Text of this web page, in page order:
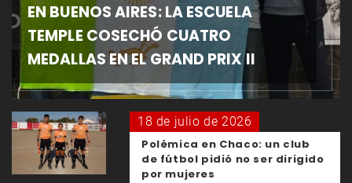
EN BUENOS AIRES: LA ESCUELA
TEMPLE COSECHÓ CUATRO
MEDALLAS EN EL GRAND PRIX II
18 de julio de 2026
Polémica en Chaco: un club
de fútbol pidió no ser dirigido
por mujeres